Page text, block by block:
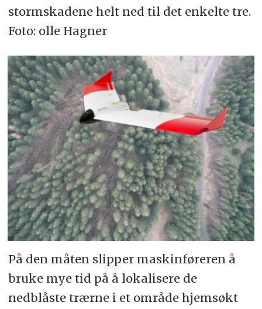
stormskadene helt ned til det enkelte tre.
Foto: olle Hagner
På den måten slipper maskinføreren å
bruke mye tid på å lokalisere de
nedblåste trærne i et område hjemsøkt